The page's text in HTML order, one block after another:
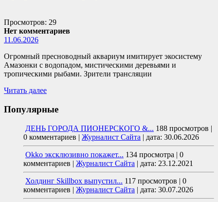
Просмотров: 29
Нет комментариев
11.06.2026
Огромный пресноводный аквариум имитирует экосистему
Амазонки с водопадом, мистическими деревьями и
тропическими рыбами. Зрители трансляции
Читать далее
Популярные
ДЕНЬ ГОРОДА ПИОНЕРСКОГО &... 188 просмотров |
0 комментариев | Журналист Сайта | дата: 30.06.2026
Okko эксклюзивно покажет... 134 просмотра | 0
комментариев | Журналист Сайта | дата: 23.12.2021
Холдинг Skillbox выпустил... 117 просмотров | 0
комментариев | Журналист Сайта | дата: 30.07.2026